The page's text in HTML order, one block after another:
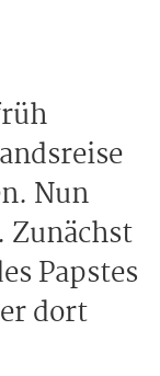
Nun
Zunächst
Papstes
dort